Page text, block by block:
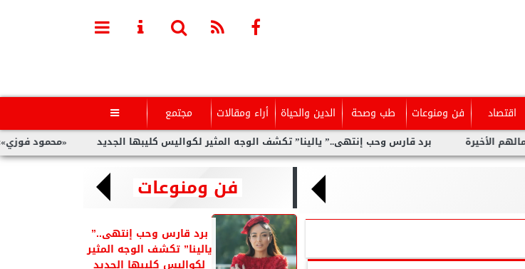
اقتصاد فن ومنوعات طب وصحة الدين والحياة أراء ومقالات مجتمع 
«محمود فوزي»: ماراثون القاهرة قارس وحب إنتهى..” يالينا” تكشف الوجه المثير لكواليس كليبها الجديد
فن ومنوعات
برد قارس وحب إنتهى..”
يالينا” تكشف الوجه المثير
لكواليس كليبها الجديد